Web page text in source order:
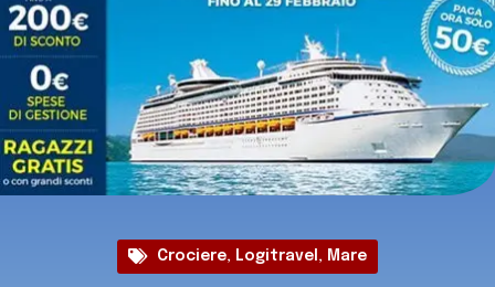
Crociere, Logitravel , Mare